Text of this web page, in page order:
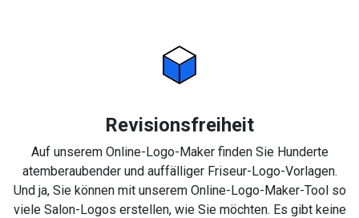
Revisionsfreiheit
Auf unserem Online-Logo-Maker finden Sie Hunderte
atemberaubender und auffälliger Friseur-Logo-Vorlagen.
Und ja, Sie können mit unserem Online-Logo-Maker-Tool so
viele Salon-Logos erstellen, wie Sie möchten. Es gibt keine